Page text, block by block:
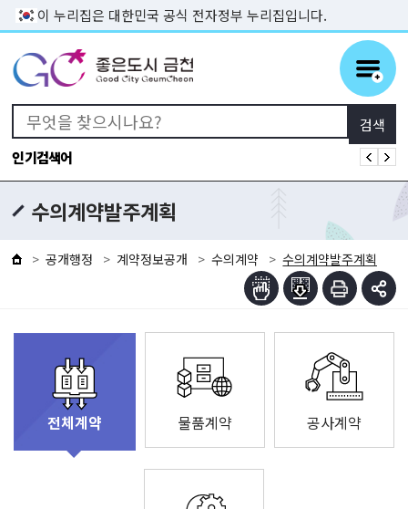
본문 바로가기
이 누리집은 대한민국 공식 전자정부 누리집입니다.
인기검색어
수의계약발주계획
공개행정 계약정보공개 수의계약 수의계약발주계획
전체계약 물품계약 공사계약